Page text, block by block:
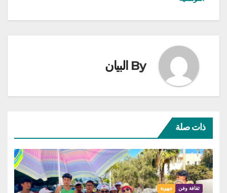
By البيان
ذات صلة
ثقافة وفن جهوية